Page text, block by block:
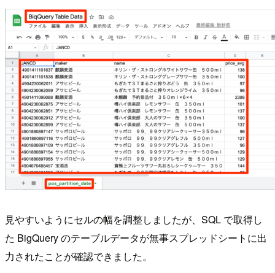
見やすいようにセルの幅を調整しましたが、SQL で取得し
た BigQuery のテーブルデータが無事スプレッドシートに出
力されたことが確認できました。